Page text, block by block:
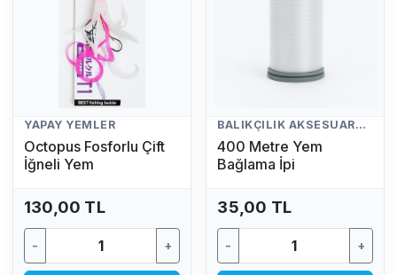
YAPAY YEMLER
Octopus Fosforlu Çift
İğneli Yem
130,00 TL
- +
BALIKÇILIK AKSESUARLARI
400 Metre Yem
Bağlama İpi
35,00 TL
- +